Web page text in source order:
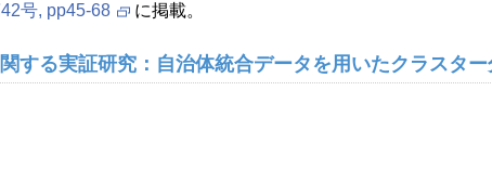
42号, pp45-68 に掲載。
る実証研究：自治体統合データを用いたクラスター